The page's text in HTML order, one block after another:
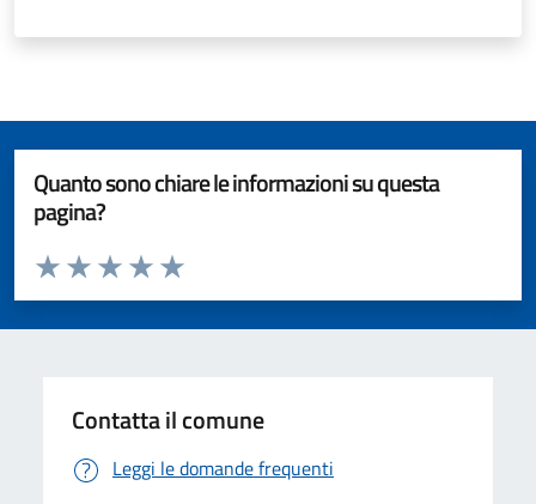
Quanto sono chiare le informazioni su questa
pagina?
Valuta da 1 a 5 stelle la pagina
Valuta 5 stelle su 5
Valuta 4 stelle su 5
Valuta 3 stelle su 5
Valuta 2 stelle su 5
Valuta 1 stelle su 5
Contatta il comune
Leggi le domande frequenti